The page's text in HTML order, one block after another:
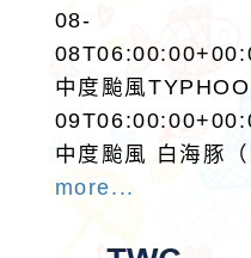
08-
中度颱風
中度颱風 白海豚
more...